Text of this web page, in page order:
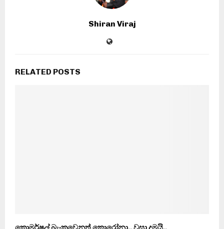
Shiran Viraj
RELATED POSTS